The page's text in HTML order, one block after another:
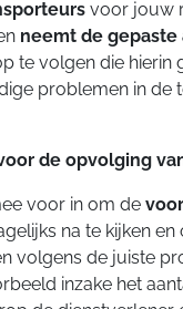
voor jouw
neemt de gepaste
te volgen die hierin
problemen in de
de opvolging
voor in om de
na te kijken
volgens de juiste
inzake het